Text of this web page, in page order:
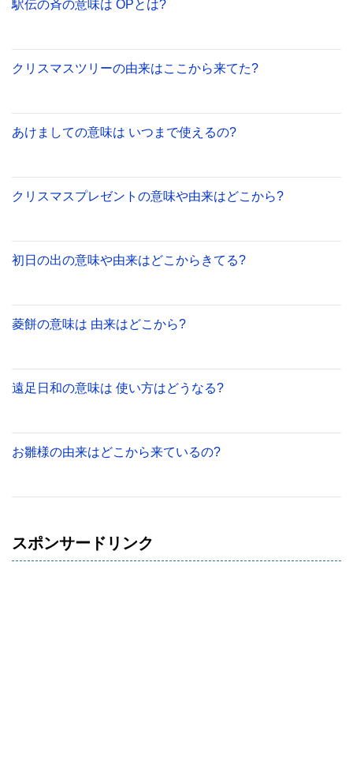
駅伝の斉の意味は OPとは?
クリスマスツリーの由来はここから来てた?
あけましての意味は いつまで使えるの?
クリスマスプレゼントの意味や由来はどこから?
初日の出の意味や由来はどこからきてる?
菱餅の意味は 由来はどこから?
遠足日和の意味は 使い方はどうなる?
お雛様の由来はどこから来ているの?
スポンサードリンク